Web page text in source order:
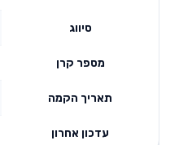
סיווג
מספר קרן
תאריך הקמה
עדכון אחרון